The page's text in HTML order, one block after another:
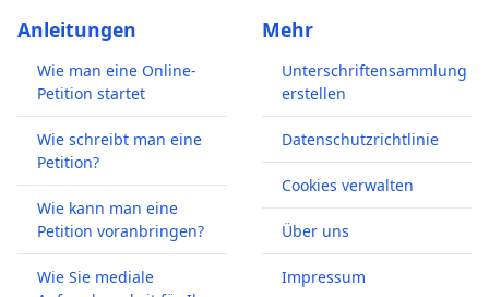
Anleitungen
Wie man eine Online-
Petition startet
Wie schreibt man eine
Petition?
Wie kann man eine
Petition voranbringen?
Wie Sie mediale
Mehr
Unterschriftensammlung
erstellen
Datenschutzrichtlinie
Cookies verwalten
Über uns
Impressum